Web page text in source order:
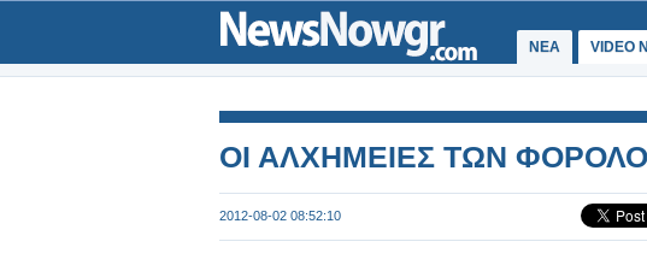
ΝΕΑ VIDEO
ΟΙ ΑΛΧΗΜΕΙΕΣ ΤΩΝ
2012-08-02 08:52:10